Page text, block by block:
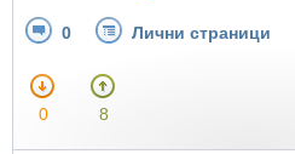
0 Лични страници
0 8